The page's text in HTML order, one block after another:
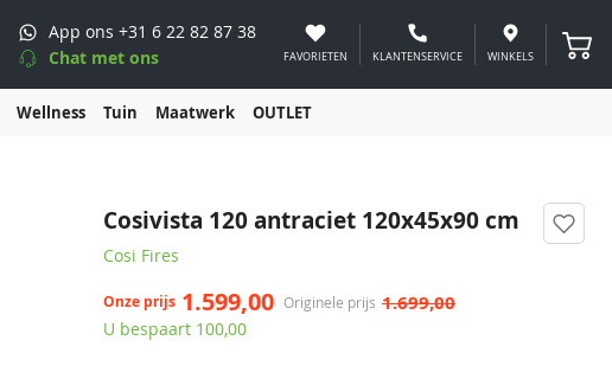
App ons +31 6 22 82 87 38
Chat met ons FAVORIETEN KLANTENSERVICE WINKELS
Wellness Tuin Maatwerk OUTLET
Cosivista 120 antraciet 120x45x90 cm
Cosi Fires
Originele prijs 1.699,00
Onze prijs 1.599,00
U bespaart 100,00